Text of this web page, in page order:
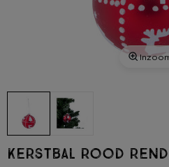
Kerstbal rood